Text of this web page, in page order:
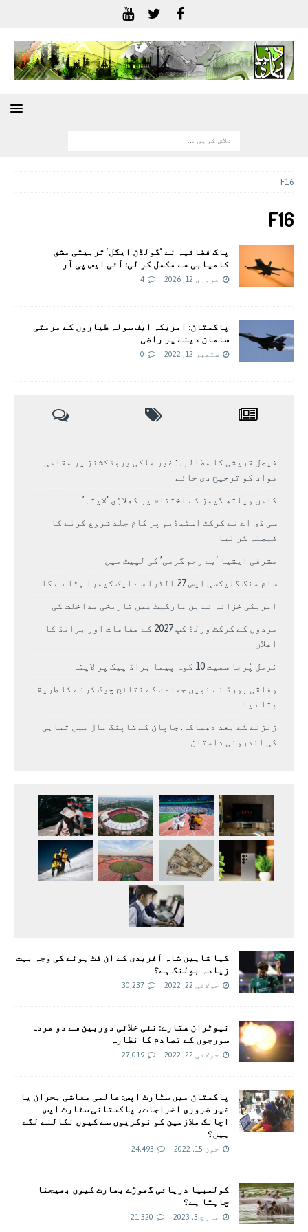
F16
F16
پاک فضائیہ نے ‘گولڈن ایگل’ تربیتی مشق
کامیابی سے مکمل کر لی: آئی ایس پی آر
فروری 12, 2026 4
پاکستان: امریکہ ایف سولہ طیاروں کے مرمتی
سامان دینے پر راضی
ستمبر 12, 2022 0
فیصل قریشی کا مطالبہ: غیر ملکی پروڈکشنز پر مقامی
مواد کو ترجیح دی جائے
کامن ویلتھ گیمز کے اختتام پر کھلاڑی ‘لاپتہ’
سی ڈی اے نے کرکٹ اسٹیڈیم پر کام جلد شروع کرنے کا
فیصلہ کر لیا
مشرقی ایشیا ‘بے رحم گرمی’ کی لپیٹ میں
سام سنگ گلیکسی ایس 27 الٹرا سے ایک کیمرا ہٹا دے گا.
امریکی خزانہ نے ین مارکیٹ میں تاریخی مداخلت کی
مردوں کے کرکٹ ورلڈ کپ 2027 کے مقامات اور برانڈ کا
اعلان
نرمل پُرجا سمیت 10 کوہ پیما براڈ پیک پر لاپتہ
وفاقی بورڈ نے نویں جماعت کے نتائج چیک کرنے کا طریقہ
بتا دیا
زلزلے کے بعد دھماکہ: جاپان کے شاپنگ مال میں تباہی
کی اندرونی داستان
کیا شاہین شاہ آفریدی کے ان فٹ ہونے کی وجہ بہت
زیادہ بولنگ ہے؟
جولائی 22, 2022 30,237
نیوٹران ستارے: نئی خلائی دوربین سے دو مردہ
سورجوں کے تصادم کا نظارہ
جولائی 22, 2022 27,019
پاکستان میں سٹارٹ اپس: عالمی معاشی بحران یا
غیر ضروری اخراجات، پاکستانی سٹارٹ اپس
اچانک ملازمین کو نوکریوں سے کیوں نکالنے لگے
ہیں؟
جون 15, 2022 24,493
کولمبیا دریائی گھوڑے بھارت کیوں بھیجنا
چاہتا ہے؟
مارچ 3, 2023 21,320